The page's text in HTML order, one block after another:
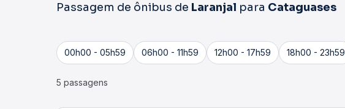
Passagem de ônibus de Laranjal para Cataguases
00h00 - 05h59 06h00 - 11h59 12h00 - 17h59 18h00 - 23h59
5 passagens